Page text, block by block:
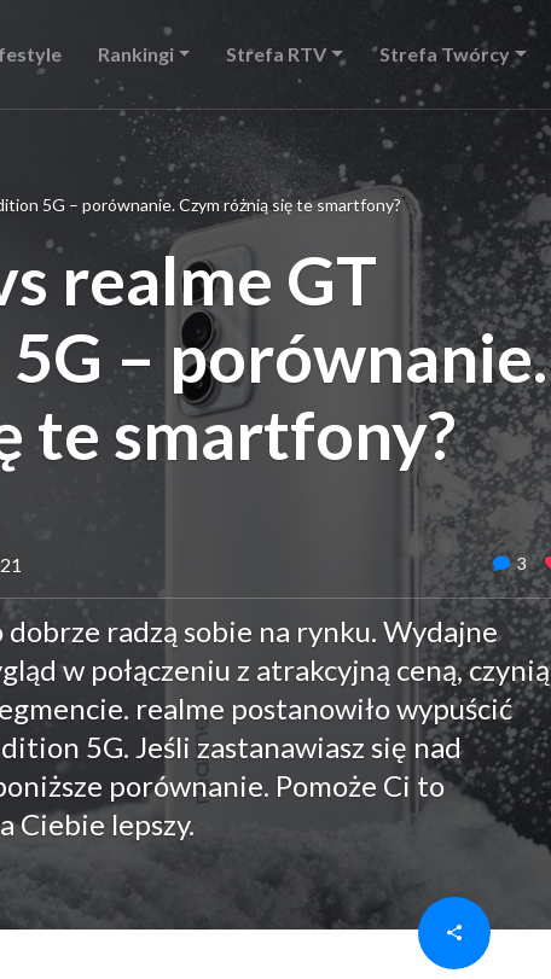
Rankingi Strefa RTV Strefa Twórcy
5G – porównanie. Czym różnią się te smartfony?
realme GT
– porównanie.
te smartfony?
3
radzą sobie na rynku. Wydajne
w połączeniu z atrakcyjną ceną, czynią
realme postanowiło wypuścić
5G. Jeśli zastanawiasz się nad
porównanie. Pomoże Ci to
Ciebie lepszy.